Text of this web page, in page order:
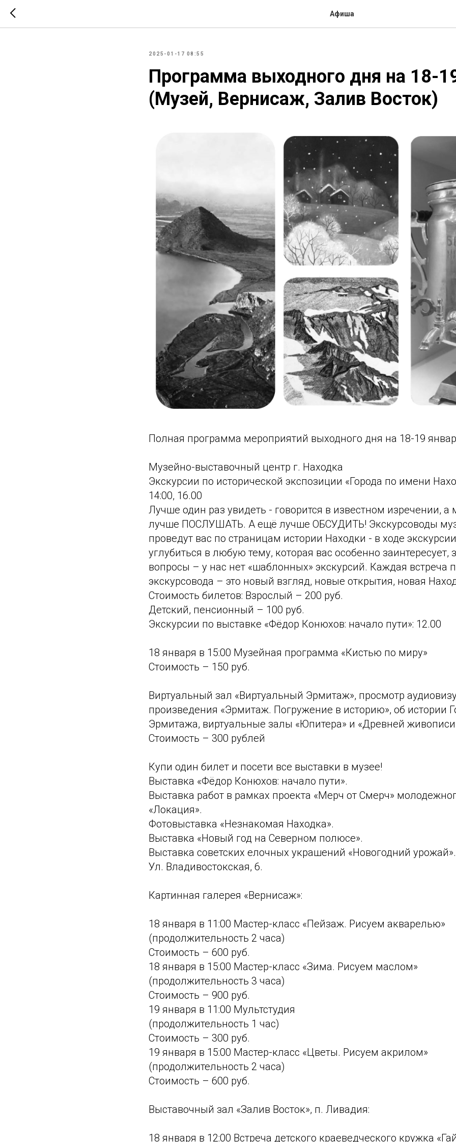
Афиша
2025-01-17 08:55
Программа выходного дня на 18-
(Музей, Вернисаж, Залив Восток)
Полная программа мероприятий выходного дня на 18-19
Музейно-выставочный центр г. Находка
Экскурсии по исторической экспозиции «Города по имени
14:00, 16.00
Лучше один раз увидеть - говорится в известном изречении, а
лучше ПОСЛУШАТЬ. А ещё лучше ОБСУДИТЬ! Экскурсоводы
проведут вас по страницам истории Находки - в ходе
углубиться в любую тему, которая вас особенно
вопросы – у нас нет «шаблонных» экскурсий. Каждая встреча
экскурсовода – это новый взгляд, новые открытия, новая
Стоимость билетов: Взрослый – 200 руб.
Детский, пенсионный – 100 руб.
Экскурсии по выставке «Фёдор Конюхов: начало пути»: 12.00
18 января в 15:00 Музейная программа «Кистью по миру»
Стоимость – 150 руб.
Виртуальный зал «Виртуальный Эрмитаж», просмотр
произведения «Эрмитаж. Погружение в историю», об истории
Эрмитажа, виртуальные залы «Юпитера» и «Древней
Стоимость – 300 рублей
Купи один билет и посети все выставки в музее!
Выставка «Фёдор Конюхов: начало пути».
Выставка работ в рамках проекта «Мерч от Смерч»
«Локация».
Фотовыставка «Незнакомая Находка».
Выставка «Новый год на Северном полюсе».
Выставка советских елочных украшений «Новогодний урожай».
Ул. Владивостокская, 6.
Картинная галерея «Вернисаж»:
18 января в 11:00 Мастер-класс «Пейзаж. Рисуем акварелью»
(продолжительность 2 часа)
Стоимость – 600 руб.
18 января в 15:00 Мастер-класс «Зима. Рисуем маслом»
(продолжительность 3 часа)
Стоимость – 900 руб.
19 января в 11:00 Мультстудия
(продолжительность 1 час)
Стоимость – 300 руб.
19 января в 15:00 Мастер-класс «Цветы. Рисуем акрилом»
(продолжительность 2 часа)
Стоимость – 600 руб.
Выставочный зал «Залив Восток», п. Ливадия:
18 января в 12:00 Встреча детского краеведческого кружка